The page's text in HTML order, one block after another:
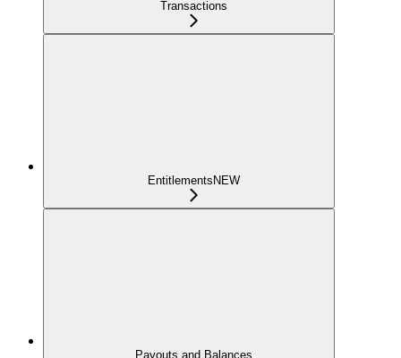
Transactions
EntitlementsNEW
Payouts and Balances